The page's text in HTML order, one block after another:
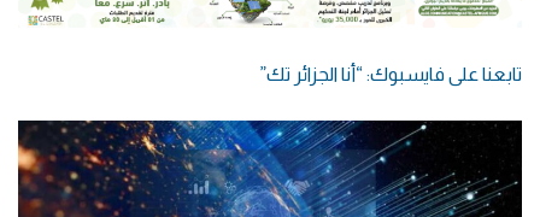
تابعنا على فايسبوك: “أنا الجزائر تك”